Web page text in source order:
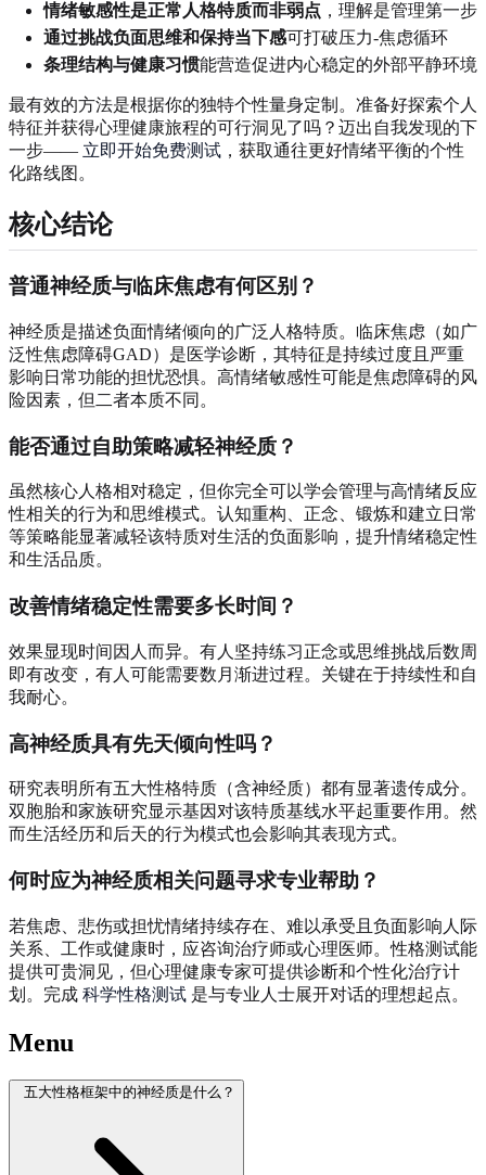
情绪敏感性是正常人格特质而非弱点 ，理解是管理第一步
通过挑战负面思维和保持当下感可打破压力-焦虑循环
条理结构与健康习惯能营造促进内心稳定的外部平静环境
最有效的方法是根据你的独特个性量身定制。准备好探索个人
特征并获得心理健康旅程的可行洞见了吗？迈出自我发现的下
一步—— 立即开始免费测试 ，获取通往更好情绪平衡的个性
化路线图。
核心结论
普通神经质与临床焦虑有何区别？
神经质是描述负面情绪倾向的广泛人格特质。临床焦虑（如广
泛性焦虑障碍GAD）是医学诊断，其特征是持续过度且严重
影响日常功能的担忧恐惧。高情绪敏感性可能是焦虑障碍的风
险因素，但二者本质不同。
能否通过自助策略减轻神经质？
虽然核心人格相对稳定，但你完全可以学会管理与高情绪反应
性相关的行为和思维模式。认知重构、正念、锻炼和建立日常
等策略能显著减轻该特质对生活的负面影响，提升情绪稳定性
和生活品质。
改善情绪稳定性需要多长时间？
效果显现时间因人而异。有人坚持练习正念或思维挑战后数周
即有改变，有人可能需要数月渐进过程。关键在于持续性和自
我耐心。
高神经质具有先天倾向性吗？
研究表明所有五大性格特质（含神经质）都有显著遗传成分。
双胞胎和家族研究显示基因对该特质基线水平起重要作用。然
而生活经历和后天的行为模式也会影响其表现方式。
何时应为神经质相关问题寻求专业帮助？
若焦虑、悲伤或担忧情绪持续存在、难以承受且负面影响人际
关系、工作或健康时，应咨询治疗师或心理医师。性格测试能
提供可贵洞见，但心理健康专家可提供诊断和个性化治疗计
划。完成 科学性格测试 是与专业人士展开对话的理想起点。
Menu
五大性格框架中的神经质是什么？